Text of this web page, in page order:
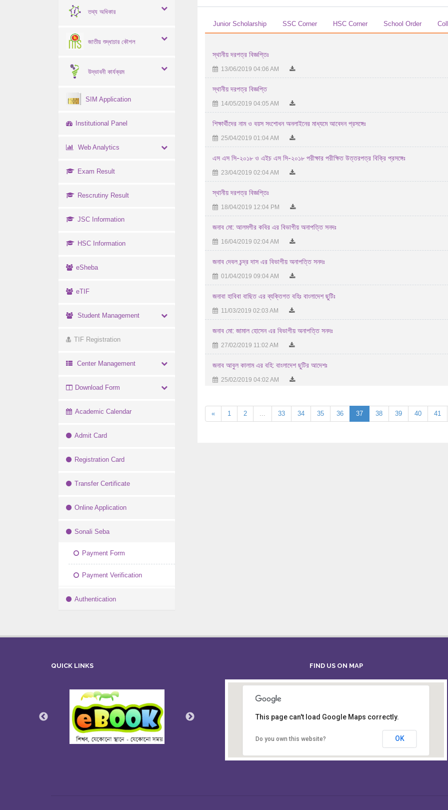
তথ্য অধিকার
জাতীয় শুদ্ধাচার কৌশল
উদ্ভাবনী কার্যক্রম
SIM Application
Institutional Panel
Web Analytics
Exam Result
Rescrutiny Result
JSC Information
HSC Information
eSheba
eTIF
Student Management
TIF Registration
Center Management
Download Form
Academic Calendar
Admit Card
Registration Card
Transfer Certificate
Online Application
Sonali Seba
Payment Form
Payment Verification
Authentication
Junior Scholarship SSC Corner HSC Corner School Order
স্থানীয় দরপত্র বিজ্ঞপ্তিঃ
13/06/2019 04:06 AM
স্থানীয় দরপত্র বিজ্ঞপ্তি
14/05/2019 04:05 AM
শিক্ষার্থীদের নাম ও বয়স সংশোধন অনলাইনের মাধ্যমে আবেদন প্রসঙ্গেঃ
25/04/2019 01:04 AM
এস এস সি-২০১৮ ও এইচ এস সি-২০১৮ পরীক্ষার পরীক্ষিত উত্তরপত্র বিক্রি প্রসঙ্গেঃ
23/04/2019 02:04 AM
স্থানীয় দরপত্র বিজ্ঞপ্তিঃ
18/04/2019 12:04 PM
জনাব মো: আলমগীর কবির এর বিভাগীয় অনাপত্তি সনদঃ
16/04/2019 02:04 AM
জনাব দেবল চন্দ্র দাস এর বিভাগীয় অনাপত্তি সনদঃ
01/04/2019 09:04 AM
জনাবা হাবিবা বাছিত এর ব্যক্তিগত বহিঃ বাংলাদেশ ছুটিঃ
11/03/2019 02:03 AM
জনাব মো: জামাল হোসেন এর বিভাগীয় অনাপত্তি সনদঃ
27/02/2019 11:02 AM
জনাব আবুল কালাম এর বহি: বাংলাদেশ ছুটির আদেশঃ
25/02/2019 04:02 AM
« 1 2 ... 33 34 35 36 37 38 39 40 41
QUICK LINKS FIND US ON MAP
This page can't load Google Maps correctly.
Do you own this website? OK